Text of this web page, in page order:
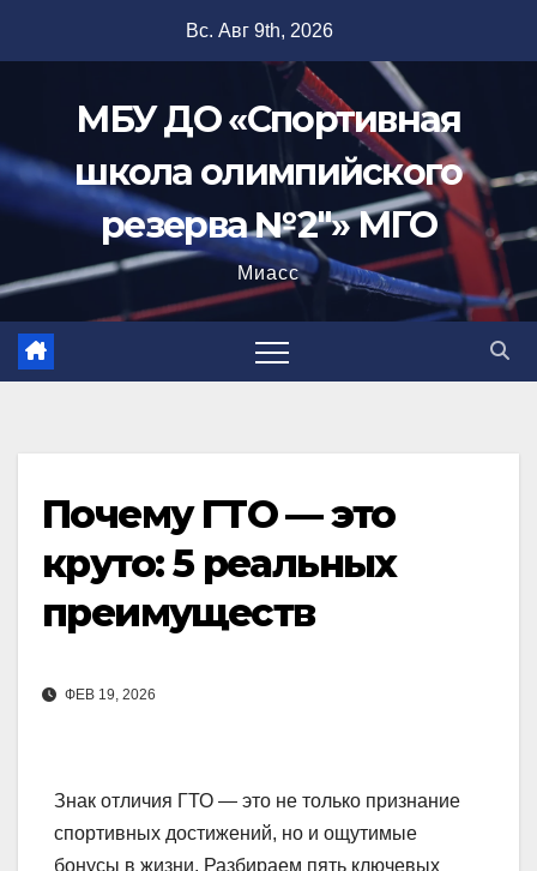
Вс. Авг 9th, 2026
МБУ ДО «Спортивная
школа олимпийского
резерва №2"» МГО
Миасс
Почему ГТО — это
круто: 5 реальных
преимуществ
ФЕВ 19, 2026
Знак отличия ГТО — это не только признание
спортивных достижений, но и ощутимые
бонусы в жизни. Разбираем пять ключевых